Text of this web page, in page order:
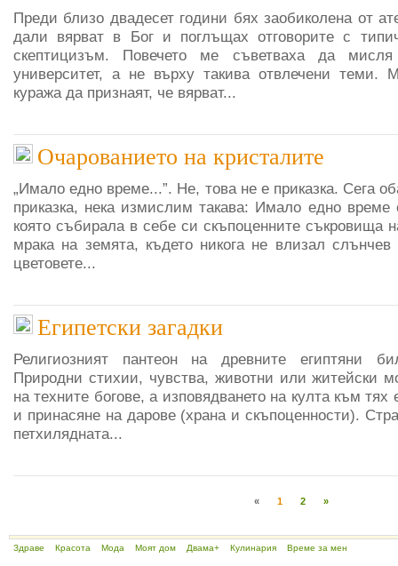
Преди близо двадесет години бях заобиколена от
дали вярват в Бог и поглъщах отговорите с
скептицизъм. Повечето ме съветваха да
университет, а не върху такива отвлечени теми.
куража да признаят, че вярват...
Очарованието на кристалите
„Имало едно време...”. Не, това не е приказка. Сега
приказка, нека измислим такава: Имало едно
която събирала в себе си скъпоценните съкровища
мрака на земята, където никога не влизал
цветовете...
Египетски загадки
Религиозният пантеон на древните египтяни
Природни стихии, чувства, животни или житейски
на техните богове, а изповядването на култа към
и принасяне на дарове (храна и скъпоценности).
петхилядната...
« 1 2 »
Здраве Красота Мода Моят дом Двама+ Кулинария Време за мен